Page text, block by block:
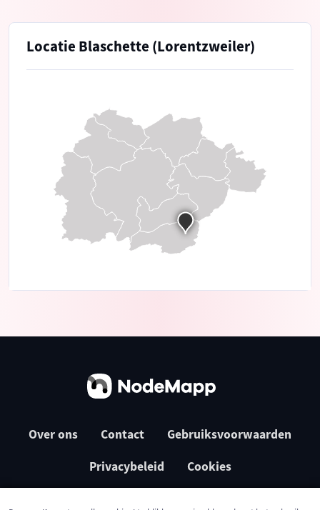
Locatie Blaschette (Lorentzweiler)
Over ons Contact Gebruiksvoorwaarden
Privacybeleid Cookies